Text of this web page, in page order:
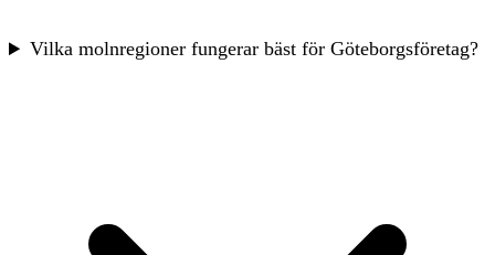
Vilka molnregioner fungerar bäst för Göteborgsföretag?